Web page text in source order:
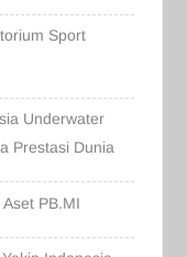
Sport
Underwater
Prestasi Dunia
PB.MI